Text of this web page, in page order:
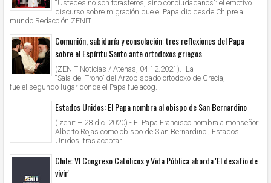
“Ustedes no son forasteros, sino conciudadanos”: el emotivo
discurso sobre migración que el Papa dio desde Chipre al
mundo Redacción ZENIT...
Comunión, sabiduría y consolación: tres reflexiones del Papa
sobre el Espíritu Santo ante ortodoxos griegos
(ZENIT Noticias / Atenas, 04.12.2021).- La
“Sala del Trono” del Arzobispado ortodoxo de Grecia,
fue el segundo lugar donde el Papa fue acog...
Estados Unidos: El Papa nombra al obispo de San Bernardino
( zenit – 28 dic. 2020).- El Papa Francisco nombra a monseñor
Alberto Rojas como obispo de S an Bernardino , Estados
Unidos, tras aceptar...
Chile: VI Congreso Católicos y Vida Pública aborda 'El desafío de
vivir'